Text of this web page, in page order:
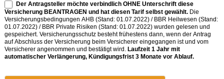
Der Antragsteller möchte verbindlich OHNE Unterschrift diese
Versicherung BEANTRAGEN und hat diesen Tarif selbst gewählt.Die
Versicherungsbedingungen AHB (Stand: 01.07.2022) / BBR Heilwesen (Stand:
01.07.2022) / BBR Private Risiken (Stand: 01.07.2022) wurden gelesen und
gespeichert. Versicherungsschutz besteht frühestens dann, wenn der Antrag
auf Abschluss der Versicherung beim Versicherer eingegangen ist und vom
Versicherer angenommen und bestätigt wird. Laufzeit 1 Jahr mit
automatischer Verlängerung, Kündigungsfrist 3 Monate vor Ablauf.